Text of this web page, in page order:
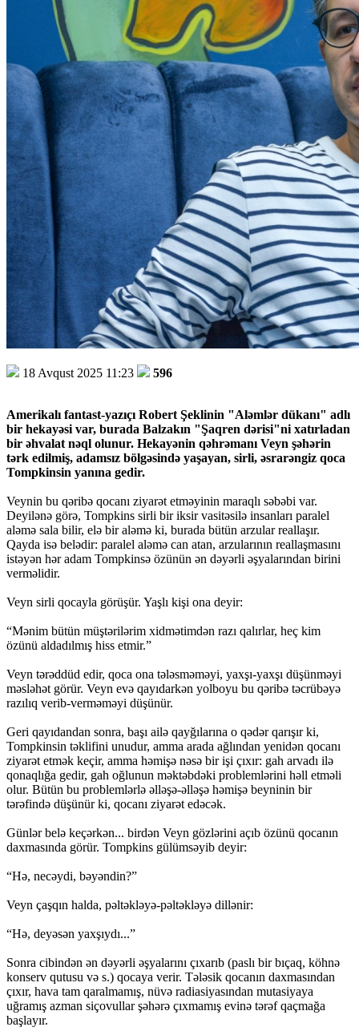
18 Avqust 2025 11:23 596
Amerikalı fantast-yazıçı Robert Şeklinin "Aləmlər dükanı" adlı
bir hekayəsi var, burada Balzakın "Şaqren dərisi"ni xatırladan
bir əhvalat nəql olunur. Hekayənin qəhrəmanı Veyn şəhərin
tərk edilmiş, adamsız bölgəsində yaşayan, sirli, əsrarəngiz qoca
Tompkinsin yanına gedir.
Veynin bu qəribə qocanı ziyarət etməyinin maraqlı səbəbi var.
Deyilənə görə, Tompkins sirli bir iksir vasitəsilə insanları paralel
aləmə sala bilir, elə bir aləmə ki, burada bütün arzular reallaşır.
Qayda isə belədir: paralel aləmə can atan, arzularının reallaşmasını
istəyən hər adam Tompkinsə özünün ən dəyərli əşyalarından birini
verməlidir.
Veyn sirli qocayla görüşür. Yaşlı kişi ona deyir:
“Mənim bütün müştərilərim xidmətimdən razı qalırlar, heç kim
özünü aldadılmış hiss etmir.”
Veyn tərəddüd edir, qoca ona tələsməməyi, yaxşı-yaxşı düşünməyi
məsləhət görür. Veyn evə qayıdarkən yolboyu bu qəribə təcrübəyə
razılıq verib-verməməyi düşünür.
Geri qayıdandan sonra, başı ailə qayğılarına o qədər qarışır ki,
Tompkinsin təklifini unudur, amma arada ağlından yenidən qocanı
ziyarət etmək keçir, amma həmişə nəsə bir işi çıxır: gah arvadı ilə
qonaqlığa gedir, gah oğlunun məktəbdəki problemlərini həll etməli
olur. Bütün bu problemlərlə əlləşə-əlləşə həmişə beyninin bir
tərəfində düşünür ki, qocanı ziyarət edəcək.
Günlər belə keçərkən... birdən Veyn gözlərini açıb özünü qocanın
daxmasında görür. Tompkins gülümsəyib deyir:
“Hə, necəydi, bəyəndin?”
Veyn çaşqın halda, pəltəkləyə-pəltəkləyə dillənir:
“Hə, deyəsən yaxşıydı...”
Sonra cibindən ən dəyərli əşyalarını çıxarıb (paslı bir bıçaq, köhnə
konserv qutusu və s.) qocaya verir. Tələsik qocanın daxmasından
çıxır, hava tam qaralmamış, nüvə radiasiyasından mutasiyaya
uğramış azman siçovullar şəhərə çıxmamış evinə tərəf qaçmağa
başlayır.